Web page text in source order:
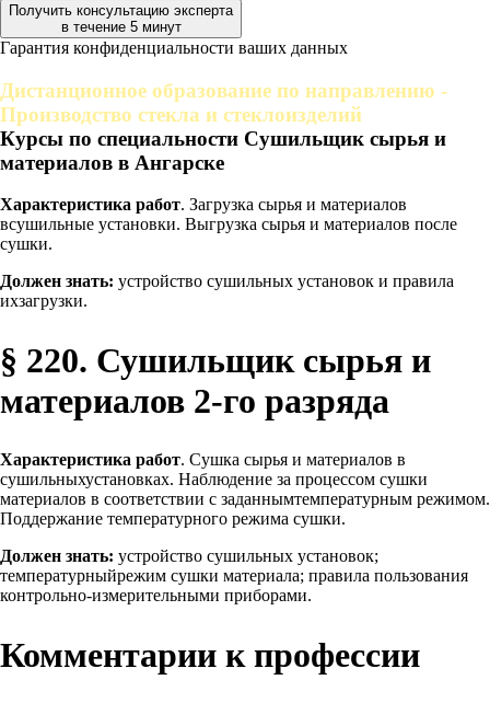
Получить консультацию эксперта
в течение 5 минут
Гарантия конфиденциальности ваших данных
Дистанционное образование по направлению -
Производство стекла и стеклоизделий
Курсы по специальности Сушильщик сырья и
материалов в Ангарске
Характеристика работ. Загрузка сырья и материалов
всушильные установки. Выгрузка сырья и материалов после
сушки.
Должен знать: устройство сушильных установок и правила
ихзагрузки.
§ 220. Сушильщик сырья и
материалов 2-го разряда
Характеристика работ. Сушка сырья и материалов в
сушильныхустановках. Наблюдение за процессом сушки
материалов в соответствии с заданнымтемпературным режимом.
Поддержание температурного режима сушки.
Должен знать: устройство сушильных установок;
температурныйрежим сушки материала; правила пользования
контрольно-измерительными приборами.
Комментарии к профессии